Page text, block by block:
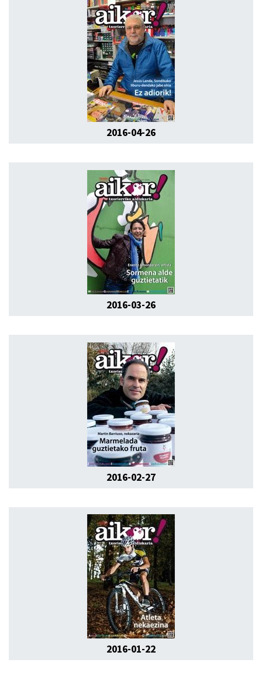
2016-04-26
2016-03-26
2016-02-27
2016-01-22